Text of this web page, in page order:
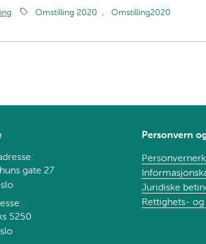
Omstilling 2020 , Omstilling2020
gate 27
5250
Personvern
Juridiske
Rettighets-